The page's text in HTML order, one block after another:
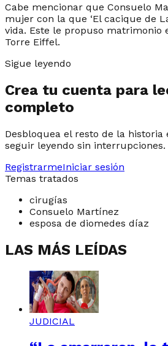
Cabe mencionar que Consuelo
mujer con la que ‘El cacique de
vida. Este le propuso matrimonio
Torre Eiffel.
Sigue leyendo
Crea tu cuenta para
completo
Desbloquea el resto de la historia
seguir leyendo sin interrupciones.
RegistrarmeIniciar sesión
Temas tratados
cirugías
Consuelo Martínez
esposa de diomedes díaz
LAS MÁS LEÍDAS
JUDICIAL